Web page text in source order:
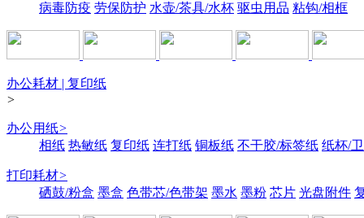
病毒防疫 劳保防护 水壶/茶具/水杯 驱虫用品 粘钩/相框
办公耗材 | 复印纸
>
办公用纸>
相纸 热敏纸 复印纸 连打纸 铜板纸 不干胶/标签纸 纸杯/
打印耗材>
硒鼓/粉盒 墨盒 色带芯/色带架 墨水 墨粉 芯片 光盘附件